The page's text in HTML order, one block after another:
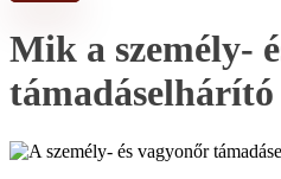
Mik a személy-
támadáselhárító